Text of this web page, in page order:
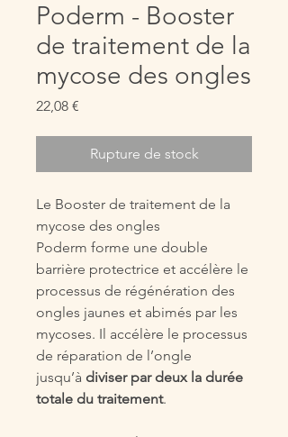
Poderm - Booster
de traitement de la
mycose des ongles
22,08 €
Rupture de stock
Le Booster de traitement de la
mycose des ongles
Poderm forme une double
barrière protectrice et accélère le
processus de régénération des
ongles jaunes et abimés par les
mycoses. Il accélère le processus
de réparation de l’ongle
jusqu’à diviser par deux la durée
totale du traitement.